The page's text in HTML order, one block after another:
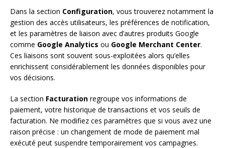
Dans la section Configuration, vous trouverez notamment la
gestion des accès utilisateurs, les préférences de notification,
et les paramètres de liaison avec d’autres produits Google
comme Google Analytics ou Google Merchant Center.
Ces liaisons sont souvent sous-exploitées alors qu’elles
enrichissent considérablement les données disponibles pour
vos décisions.
La section Facturation regroupe vos informations de
paiement, votre historique de transactions et vos seuils de
facturation. Ne modifiez ces paramètres que si vous avez une
raison précise : un changement de mode de paiement mal
exécuté peut suspendre temporairement vos campagnes.